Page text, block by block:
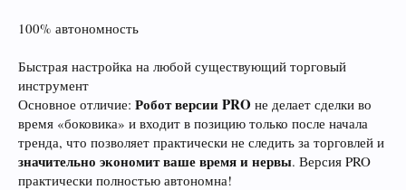
100% автономность
Быстрая настройка на любой существующий торговый
инструмент
Основное отличие: Робот версии PRO не делает сделки во
время «боковика» и входит в позицию только после начала
тренда, что позволяет практически не следить за торговлей и
значительно экономит ваше время и нервы. Версия PRO
практически полностью автономна!